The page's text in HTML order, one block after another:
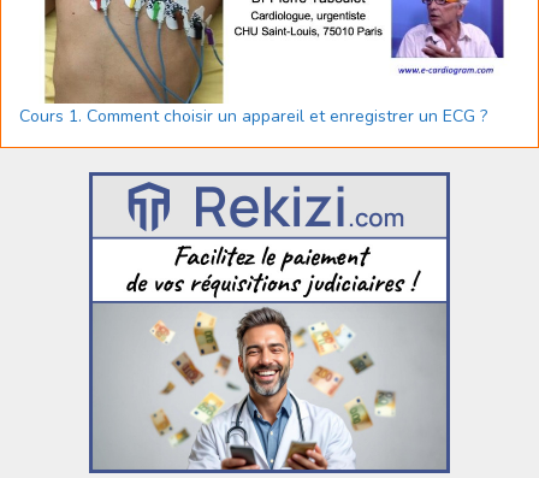
Cours 1. Comment choisir un appareil et enregistrer un ECG ?